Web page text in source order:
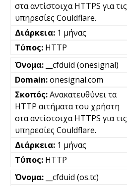
στα αντίστοιχα HTTPS για τις
υπηρεσίες Couldflare.
1 μήνας
HTTP
__cfduid (onesignal)
onesignal.com
Ανακατευθύνει τα
HTTP αιτήματα του χρήστη
στα αντίστοιχα HTTPS για τις
υπηρεσίες Couldflare.
1 μήνας
HTTP
__cfduid (os.tc)